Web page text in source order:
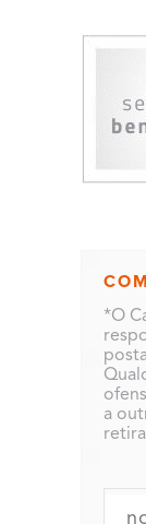
*O
a